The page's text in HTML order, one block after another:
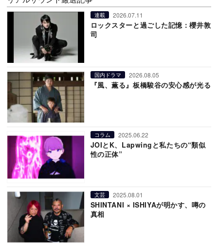
連載 2026.07.11
ロックスターと過ごした記憶：櫻井敦
司
国内ドラマ 2026.08.05
『風、薫る』板橋駿谷の安心感が光る
コラム 2025.06.22
JOIとK、Lapwingと私たちの“類似
性の正体”
文芸 2025.08.01
SHINTANI × ISHIYAが明かす、噂の
真相